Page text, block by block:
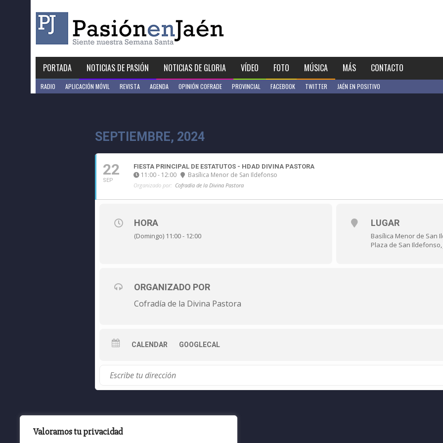
Valoramos tu privacidad
PORTADA NOTICIAS DE PASIÓN NOTICIAS DE GLORIA VÍDEO FOTO MÚSICA MÁS CONTACTO
RADIO APLICACIÓN MÓVIL REVISTA AGENDA OPINIÓN COFRADE PROVINCIAL FACEBOOK TWITTER JAÉN EN POSITIVO
SEPTIEMBRE, 2024
22
SEP
FIESTA PRINCIPAL DE ESTATUTOS - HDAD DIVINA PASTORA
11:00 - 12:00 Basílica Menor de San Ildefonso
Organizado por: Cofradía de la Divina Pastora
HORA
(Domingo) 11:00 - 12:00
LUGAR
Basílica Menor de San
Plaza de San Ildefonso,
ORGANIZADO POR
Cofradía de la Divina Pastora
CALENDAR GOOGLECAL